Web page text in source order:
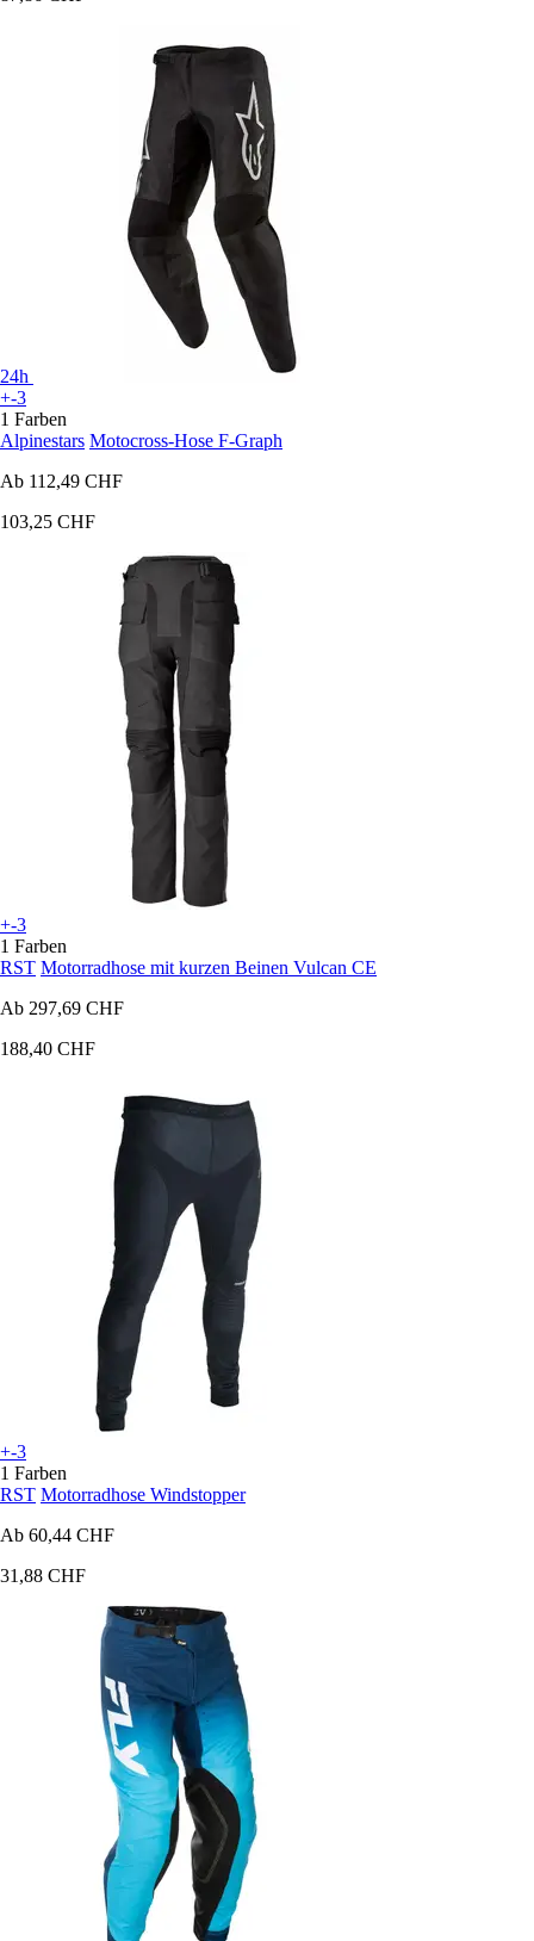
24h
+-3
1 Farben
Alpinestars Motocross-Hose F-Graph
Ab 112,49 CHF
103,25 CHF
+-3
1 Farben
RST Motorradhose mit kurzen Beinen Vulcan CE
Ab 297,69 CHF
188,40 CHF
+-3
1 Farben
RST Motorradhose Windstopper
Ab 60,44 CHF
31,88 CHF